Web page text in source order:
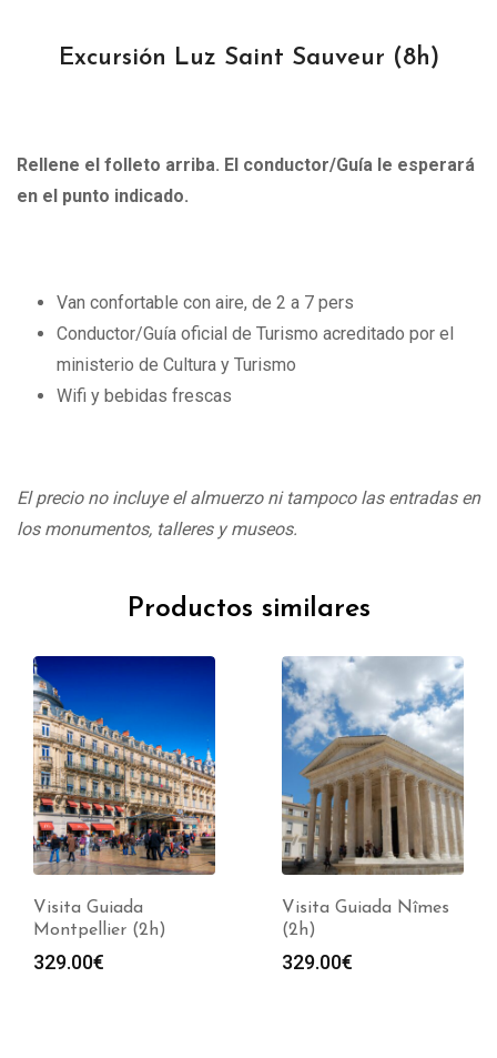
Excursión Luz Saint Sauveur (8h)
Rellene el folleto arriba. El conductor/Guía le esperará
en el punto indicado.
Van confortable con aire, de 2 a 7 pers
Conductor/Guía oficial de Turismo acreditado por el
ministerio de Cultura y Turismo
Wifi y bebidas frescas
El precio no incluye el almuerzo ni tampoco las entradas en
los monumentos, talleres y museos.
Productos similares
Visita Guiada
Montpellier (2h)
329.00€
Visita Guiada Nîmes
(2h)
329.00€